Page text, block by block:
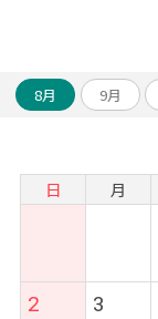
8月 9月
日 月
2 3